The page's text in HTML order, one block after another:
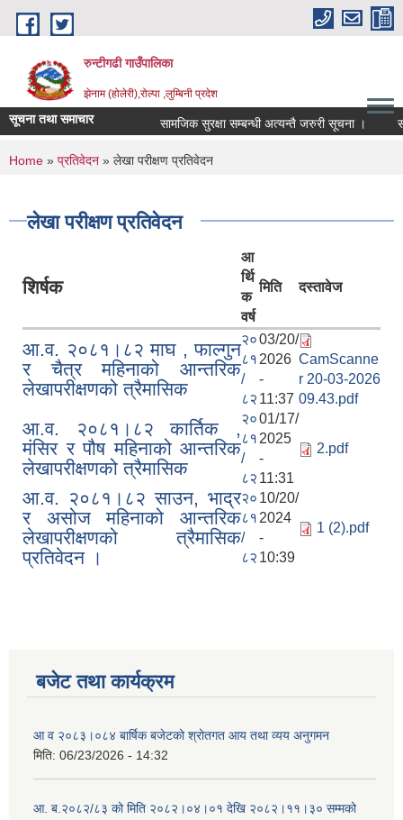
Skip to main content
रुन्टीगढी गाउँपालिका
झेनाम (होलेरी),रोल्पा ,लुम्बिनी प्रदेश
सूचना तथा समाचार सामजिक सुरक्षा सम्बन्धी अत्यन्तै जरुरी सूचना ।
You are here
Home » प्रतिवेदन » लेखा परीक्षण प्रतिवेदन
लेखा परीक्षण प्रतिवेदन
शिर्षक
आ
र्थि
क
वर्ष
मिति दस्तावेज
आ.व. २०८१।८२ माघ , फाल्गुन
र चैत्र महिनाको आन्तरिक
लेखापरीक्षणको त्रैमासिक
२०
८१
/
८२
03/20/
2026
-
11:37
CamScanne
r 20-03-2026
09.43.pdf
आ.व. २०८१।८२ कार्तिक ,
मंसिर र पौष महिनाको आन्तरिक
लेखापरीक्षणको त्रैमासिक
२०
८१
/
८२
01/17/
2025
-
11:31
2.pdf
आ.व. २०८१।८२ साउन, भाद्र
र असोज महिनाको आन्तरिक
लेखापरीक्षणको त्रैमासिक
प्रतिवेदन ।
२०
८१
/
८२
10/20/
2024
-
10:39
1 (2).pdf
बजेट तथा कार्यक्रम
आ व २०८३।०८४ बार्षिक बजेटको श्रोतगत आय तथा व्यय अनुगमन
मिति: 06/23/2026 - 14:32
आ. ब.२०८२/८३ को मिति २०८२।०४।०१ देखि २०८२।११।३० सम्मको